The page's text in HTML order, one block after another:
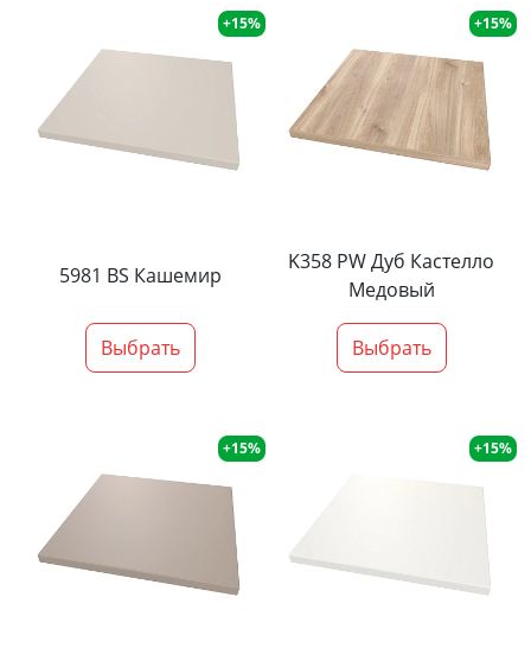
+15%
5981 BS Кашемир
Выбрать
+15%
K358 PW Дуб Кастелло
Медовый
Выбрать
+15% +15%